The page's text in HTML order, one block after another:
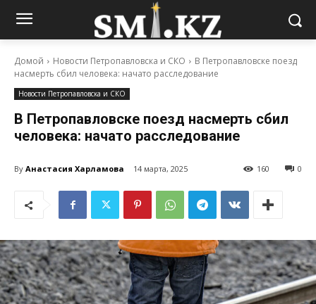
Домой Новости Петропавловска и СКО
В Петропавловске поезд
насмерть сбил человека: начато расследование
Новости Петропавловска и СКО
В Петропавловске поезд насмерть сбил
человека: начато расследование
By Анастасия Харламова 14 марта, 2025 0
160